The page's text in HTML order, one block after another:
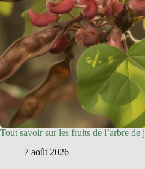
Tout savoir sur les fruits de l’arbre de
7 août 2026